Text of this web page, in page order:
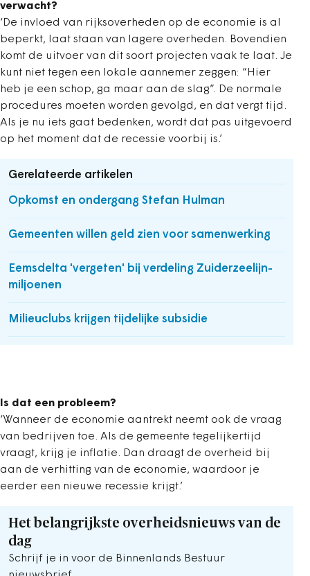
verwacht?
‘De invloed van rijksoverheden op de economie is al
beperkt, laat staan van lagere overheden. Bovendien
komt de uitvoer van dit soort projecten vaak te laat. Je
kunt niet tegen een lokale aannemer zeggen: “Hier
heb je een schop, ga maar aan de slag”. De normale
procedures moeten worden gevolgd, en dat vergt tijd.
Als je nu iets gaat bedenken, wordt dat pas uitgevoerd
op het moment dat de recessie voorbij is.’
Gerelateerde artikelen
Opkomst en ondergang Stefan Hulman
Gemeenten willen geld zien voor samenwerking
Eemsdelta 'vergeten' bij verdeling Zuiderzeelijn-
miljoenen
Milieuclubs krijgen tijdelijke subsidie
Is dat een probleem?
‘Wanneer de economie aantrekt neemt ook de vraag
van bedrijven toe. Als de gemeente tegelijkertijd
vraagt, krijg je inflatie. Dan draagt de overheid bij
aan de verhitting van de economie, waardoor je
eerder een nieuwe recessie krijgt.’
Het belangrijkste overheidsnieuws van de
dag
Schrijf je in voor de Binnenlands Bestuur